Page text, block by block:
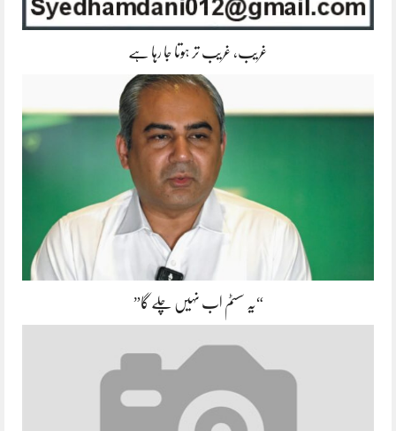
غریب، غریب تر ہوتا جا رہا ہے
“یہ سسٹم اب نہیں چلے گا”